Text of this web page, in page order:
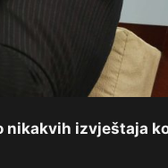
nikakvih izvještaja